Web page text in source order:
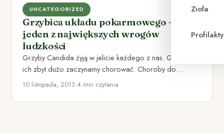
Zioła
UNCATEGORIZED
Grzybica układu pokarmowego –
jeden z największych wrogów
ludzkości
Grzyby Candida żyją w jelicie każdego z nas. Gdy jest
ich zbyt dużo zaczynamy chorować. Choroby do
których…
10 listopada, 2013•4 min czytania